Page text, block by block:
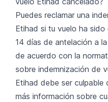
Puedes reclamar una
Etihad si tu vuelo ha
14 días de antelación a
de acuerdo con la
sobre indemnización de
Etihad debe ser
más información sobre